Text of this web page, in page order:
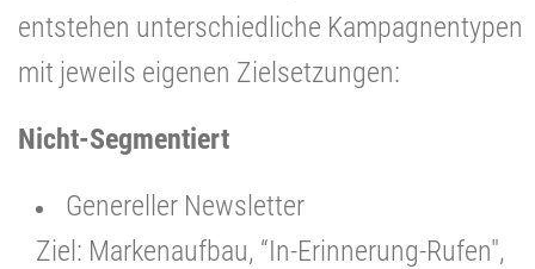
entstehen unterschiedliche Kampagnentypen
mit jeweils eigenen Zielsetzungen:
Nicht-Segmentiert
Genereller Newsletter
Ziel: Markenaufbau, “In-Erinnerung-Rufen",